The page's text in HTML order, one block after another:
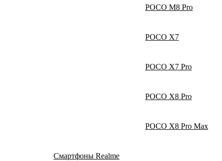
POCO M8 Pro
POCO X7
POCO X7 Pro
POCO X8 Pro
POCO X8 Pro Max
Смартфоны Realme